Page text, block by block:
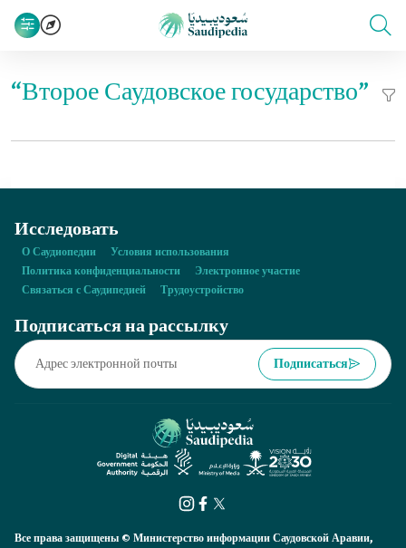
“Второе Саудовское государство”
Исследовать
О Саудиопедии
Условия использования
Политика конфиденциальности
Электронное участие
Связаться с Саудипедией
Трудоустройство
Подписаться на рассылку
Подписаться
Все права защищены © Министерство информации Саудовской Аравии,